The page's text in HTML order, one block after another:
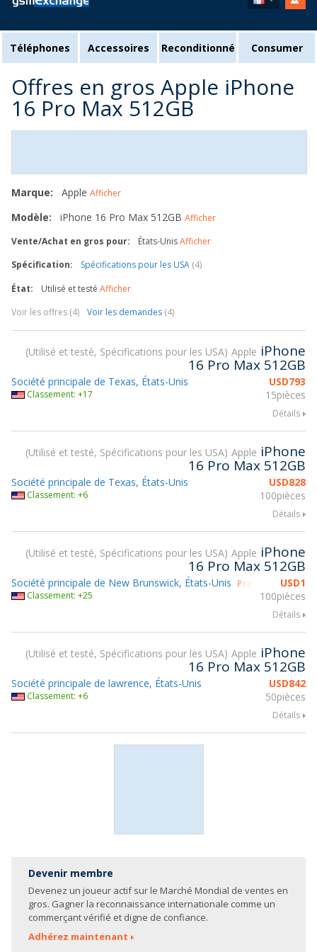
Téléphones Accessoires Reconditionné Consumer
Offres en gros Apple iPhone
16 Pro Max 512GB
Marque: Apple Afficher
Modèle: iPhone 16 Pro Max 512GB Afficher
Vente/Achat en gros pour:
États-UnisAfficher
Spécification:
Spécifications pour les USA (4)
État:
Utilisé et testé Afficher
Voir les offres (4)
Voir les demandes (4)
Utilisé et testé, Spécifications pour les USA Apple iPhone
16 Pro Max 512GB
USD793
15pièces
Société principale de Texas, États-Unis
Classement: +17
Détails
Utilisé et testé, Spécifications pour les USA Apple iPhone
16 Pro Max 512GB
USD828
100pièces
Société principale de Texas, États-Unis
Classement: +6
Détails
Utilisé et testé, Spécifications pour les USA Apple iPhone
16 Pro Max 512GB
USD1
100pièces
Société principale de New Brunswick, États-Unis Prendre part à
Classement: +25
Détails
Utilisé et testé, Spécifications pour les USA Apple iPhone
16 Pro Max 512GB
USD842
50pièces
Société principale de lawrence, États-Unis
Classement: +6
Détails
Devenir membre
Devenez un joueur actif sur le Marché Mondial de ventes en
gros. Gagner la reconnaissance internationale comme un
commerçant vérifié et digne de confiance.
Adhérez maintenant